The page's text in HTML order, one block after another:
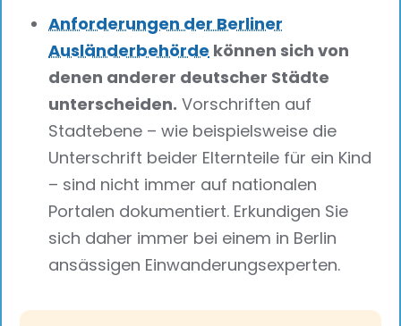
Anforderungen der Berliner
Ausländerbehörde können sich von
denen anderer deutscher Städte
unterscheiden. Vorschriften auf
Stadtebene – wie beispielsweise die
Unterschrift beider Elternteile für ein Kind
– sind nicht immer auf nationalen
Portalen dokumentiert. Erkundigen Sie
sich daher immer bei einem in Berlin
ansässigen Einwanderungsexperten.